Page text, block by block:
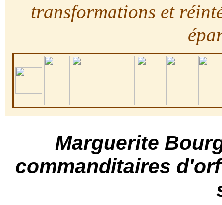
transformations et
Marguerite
commanditaires